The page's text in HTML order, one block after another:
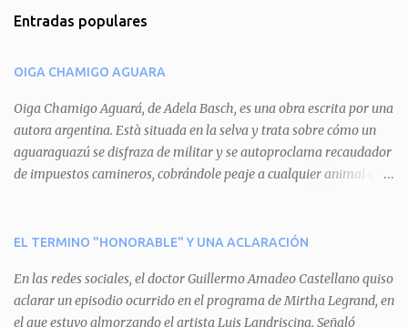
e
t
a
r
i
o
Entradas populares
OIGA CHAMIGO AGUARA
Oiga Chamigo Aguará, de Adela Basch, es una obra escrita por una
autora argentina. Està situada en la selva y trata sobre cómo un
aguaraguazú se disfraza de militar y se autoproclama recaudador
de impuestos camineros, cobrándole peaje a cualquier animal que
aguará le provoca. De igual manera pasa con Tatú, el armadillo.
del aguará y pasa sin pagar. Por último, Tui, la cotorra, deja
expuesta la mentira del aguará y arenga a los otros tres
EL TERMINO "HONORABLE" Y UNA ACLARACIÓN
En las redes sociales, el doctor Guillermo Amadeo Castellano quiso
aclarar un episodio ocurrido en el programa de Mirtha Legrand, en
el que estuvo almorzando el artista Luis Landriscina. Señaló